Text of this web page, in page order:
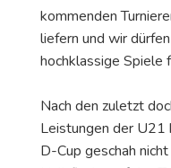
kommenden
liefern und wir
hochklassige Spiele
Nach den zuletzt
Leistungen der U21
D-Cup geschah